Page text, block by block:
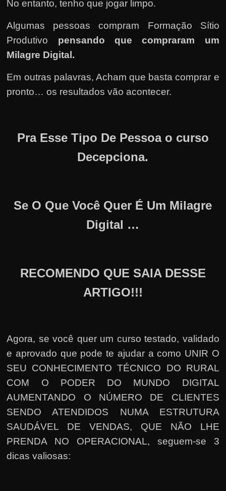
No entanto, tenho que jogar limpo.
Algumas pessoas compram Formação Sítio
Produtivo pensando que compraram um
Milagre Digital.
Em outras palavras, Acham que basta comprar e
pronto… os resultados vão acontecer.
Pra Esse Tipo De Pessoa o curso
Decepciona.
Se O Que Você Quer É Um Milagre
Digital …
RECOMENDO QUE SAIA DESSE
ARTIGO!!!
Agora, se você quer um curso testado, validado
e aprovado que pode te ajudar a como UNIR O
SEU CONHECIMENTO TÉCNICO DO RURAL
COM O PODER DO MUNDO DIGITAL
AUMENTANDO O NÚMERO DE CLIENTES
SENDO ATENDIDOS NUMA ESTRUTURA
SAUDÁVEL DE VENDAS, QUE NÃO LHE
PRENDA NO OPERACIONAL, seguem-se 3
dicas valiosas: